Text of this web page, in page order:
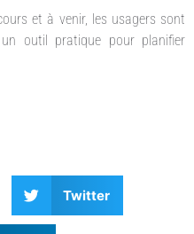
et à venir, les usagers sont
outil pratique pour planifier
Twitter